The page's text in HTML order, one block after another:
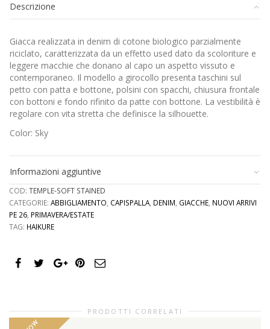
stained
quantità
Descrizione
Giacca realizzata in denim di cotone biologico parzialmente
riciclato, caratterizzata da un effetto used dato da scoloriture e
leggere macchie che donano al capo un aspetto vissuto e
contemporaneo. Il modello a girocollo presenta taschini sul
petto con patta e bottone, polsini con spacchi, chiusura frontale
con bottoni e fondo rifinito da patte con bottone. La vestibilità è
regolare con vita stretta che definisce la silhouette.
Color: Sky
Informazioni aggiuntive
COD: TEMPLE-SOFT STAINED
CATEGORIE: ABBIGLIAMENTO CAPISPALLA DENIM GIACCHE NUOVI ARRIVI
PE 26 PRIMAVERA/ESTATE
TAG: HAIKURE
PRODOTTI CORRELATI